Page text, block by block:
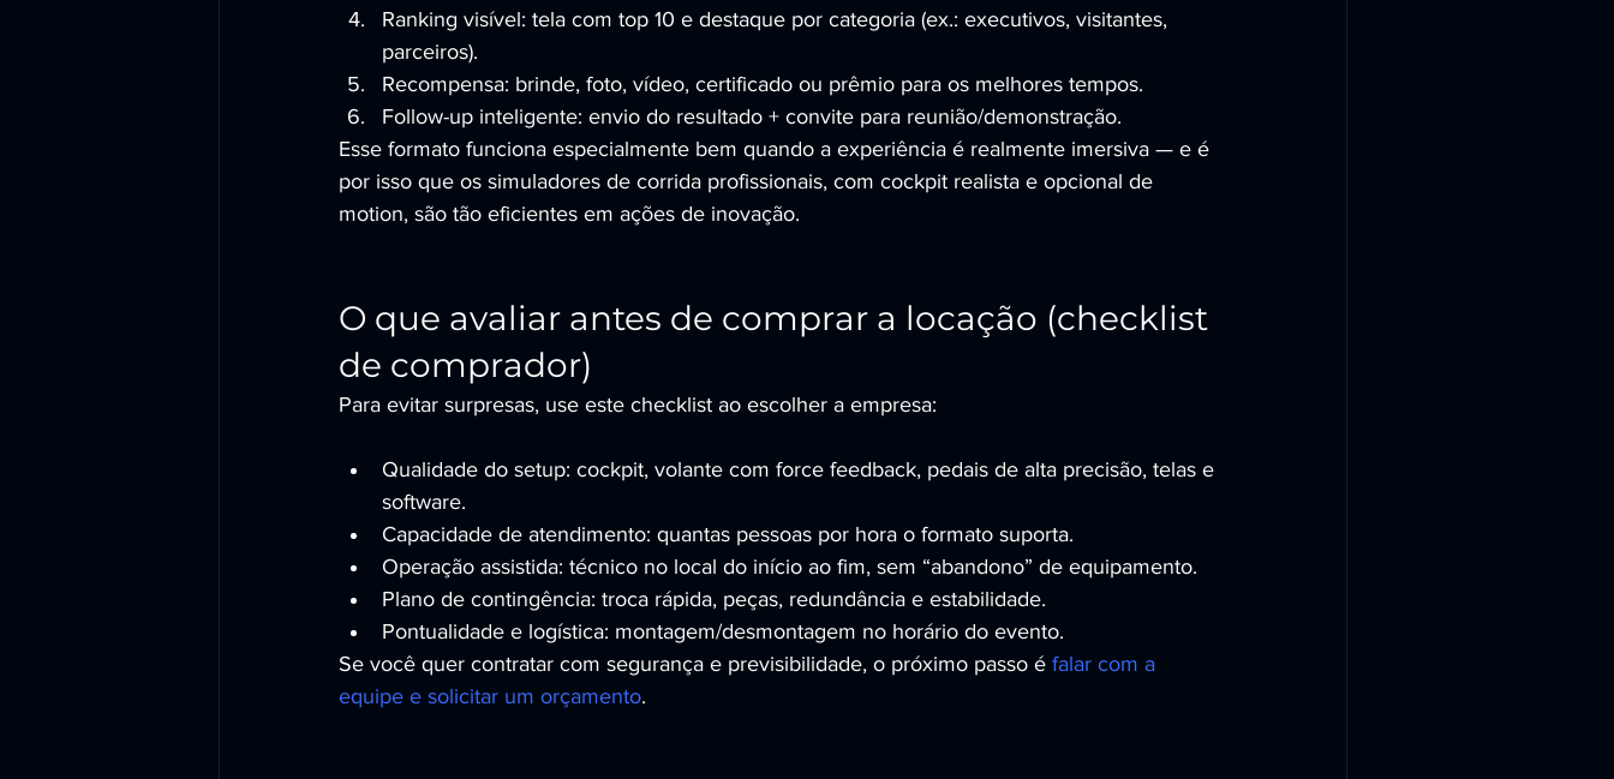
Ranking visível: tela com top 10 e destaque por categoria (ex.: executivos, visitantes,
parceiros).
Recompensa: brinde, foto, vídeo, certificado ou prêmio para os melhores tempos.
Follow-up inteligente: envio do resultado + convite para reunião/demonstração.
Esse formato funciona especialmente bem quando a experiência é realmente imersiva — e é
por isso que os simuladores de corrida profissionais, com cockpit realista e opcional de
motion, são tão eficientes em ações de inovação.
O que avaliar antes de comprar a locação (checklist
de comprador)
Para evitar surpresas, use este checklist ao escolher a empresa:
Qualidade do setup: cockpit, volante com force feedback, pedais de alta precisão, telas e
software.
Capacidade de atendimento: quantas pessoas por hora o formato suporta.
Operação assistida: técnico no local do início ao fim, sem “abandono” de equipamento.
Plano de contingência: troca rápida, peças, redundância e estabilidade.
Pontualidade e logística: montagem/desmontagem no horário do evento.
Se você quer contratar com segurança e previsibilidade, o próximo passo é falar com a
equipe e solicitar um orçamento.